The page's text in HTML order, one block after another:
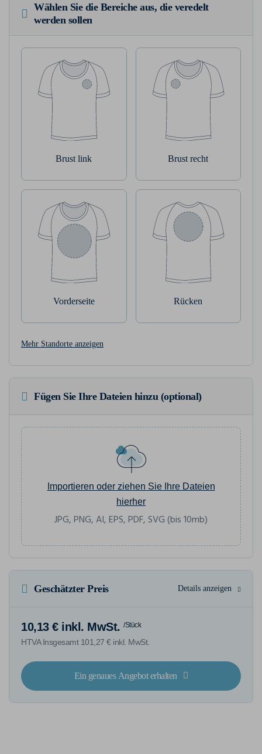
Wählen Sie die Bereiche aus, die veredelt
werden sollen
Brust link Brust recht
Vorderseite Rücken
Mehr Standorte anzeigen
Fügen Sie Ihre Dateien hinzu (optional)
Importieren oder ziehen Sie Ihre Dateien
hierher
JPG, PNG, AI, EPS, PDF, SVG (bis 10mb)
Geschätzter Preis Details anzeigen
10,13 € inkl. MwSt. /Stück
HTVA Insgesamt 101,27 € inkl. MwSt.
Ein genaues Angebot erhalten